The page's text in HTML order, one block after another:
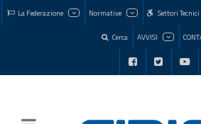
La Federazione Normative Settori Tecnici
Cerca AVVISI